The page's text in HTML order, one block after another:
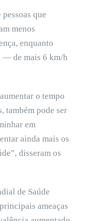
que
menos
enquanto
— de mais 6 km/h
o tempo
também pode ser
em
ainda mais os
disseram os
de Saúde
ameaças